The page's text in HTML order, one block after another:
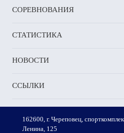
СОРЕВНОВАНИЯ
СТАТИСТИКА
НОВОСТИ
ССЫЛКИ
162600, г. Череповец,
Ленина, 125